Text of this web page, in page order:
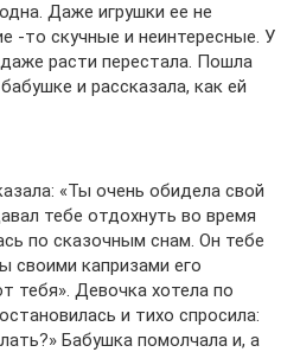
Даже игрушки ее не
-то скучные и неинтересные. У
расти перестала. Пошла
и рассказала, как ей
«Ты очень обидела свой
тебе отдохнуть во время
по сказочным снам. Он тебе
своими капризами его
тебя». Девочка хотела по
и тихо спросила:
Бабушка помолчала и, а